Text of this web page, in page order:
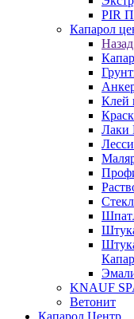
PIR
Капарол
Назад
Клей
Лаки
KNAUF
Ветонит
Капарол Центр